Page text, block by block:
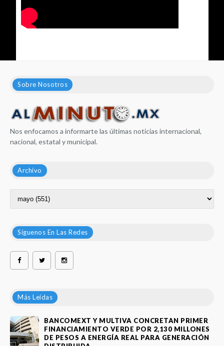
Sobre Nosotros
Nos enfocamos a informarte las últimas noticias internacional,
nacional, estatal y municipal.
Archivo
Síguenos En Las Redes
Más Leídas
BANCOMEXT Y MULTIVA CONCRETAN PRIMER
FINANCIAMIENTO VERDE POR 2,130 MILLONES
DE PESOS A ENERGÍA REAL PARA GENERACIÓN